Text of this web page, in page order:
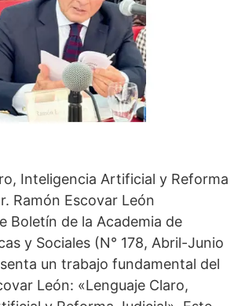
Inteligencia Artificial y Reforma
Ramón Escovar León
Boletín de la Academia de
y Sociales (N° 178, Abril-Junio
un trabajo fundamental del
León: «Lenguaje Claro,